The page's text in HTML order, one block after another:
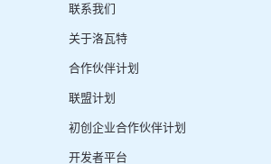
联系我们
关于洛瓦特
合作伙伴计划
联盟计划
初创企业合作伙伴计划
开发者平台